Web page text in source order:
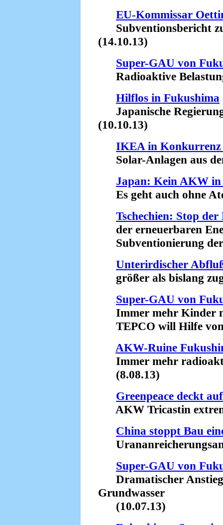
EU-Kommissar
Subventionsbericht
(14.10.13)
Super-GAU von
Radioaktive
Hilflos in Fukushima
Japanische
(10.10.13)
IKEA in Konkurrenz
Solar-Anlagen aus
Japan: Kein AKW in
Es geht auch ohne
Tschechien: Stop
der erneuerbaren
Subventionierung der
Unterirdischer
größer als bislang
Super-GAU von
Immer mehr Kinder
TEPCO will Hilfe von
AKW-Ruine
Immer mehr
(8.08.13)
Greenpeace deckt auf
AKW Tricastin
China stoppt Bau
Super-GAU von
Dramatischer
Grundwasser
(10.07.13)